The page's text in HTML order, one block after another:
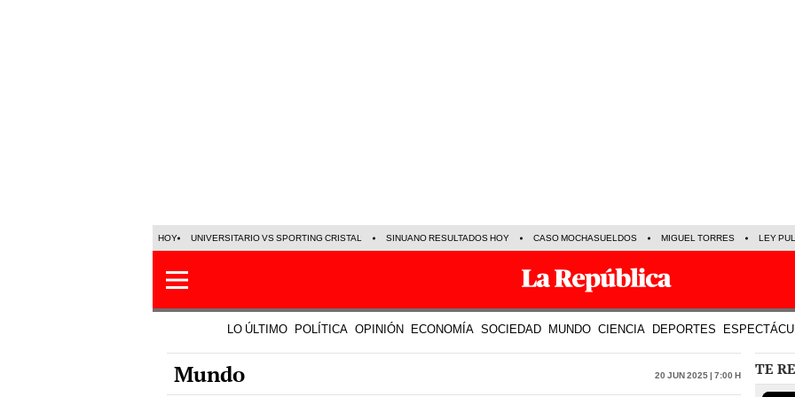
HOY UNIVERSITARIO VS SPORTING CRISTAL SINUANO RESULTADOS HOY CASO MOCHASUELDOS MIGUEL TORRES LEY
LO ÚLTIMO POLÍTICA OPINIÓN ECONOMÍA SOCIEDAD MUNDO CIENCIA DEPORTES
Mundo 20 Jun 2025 | 7:00 h TE